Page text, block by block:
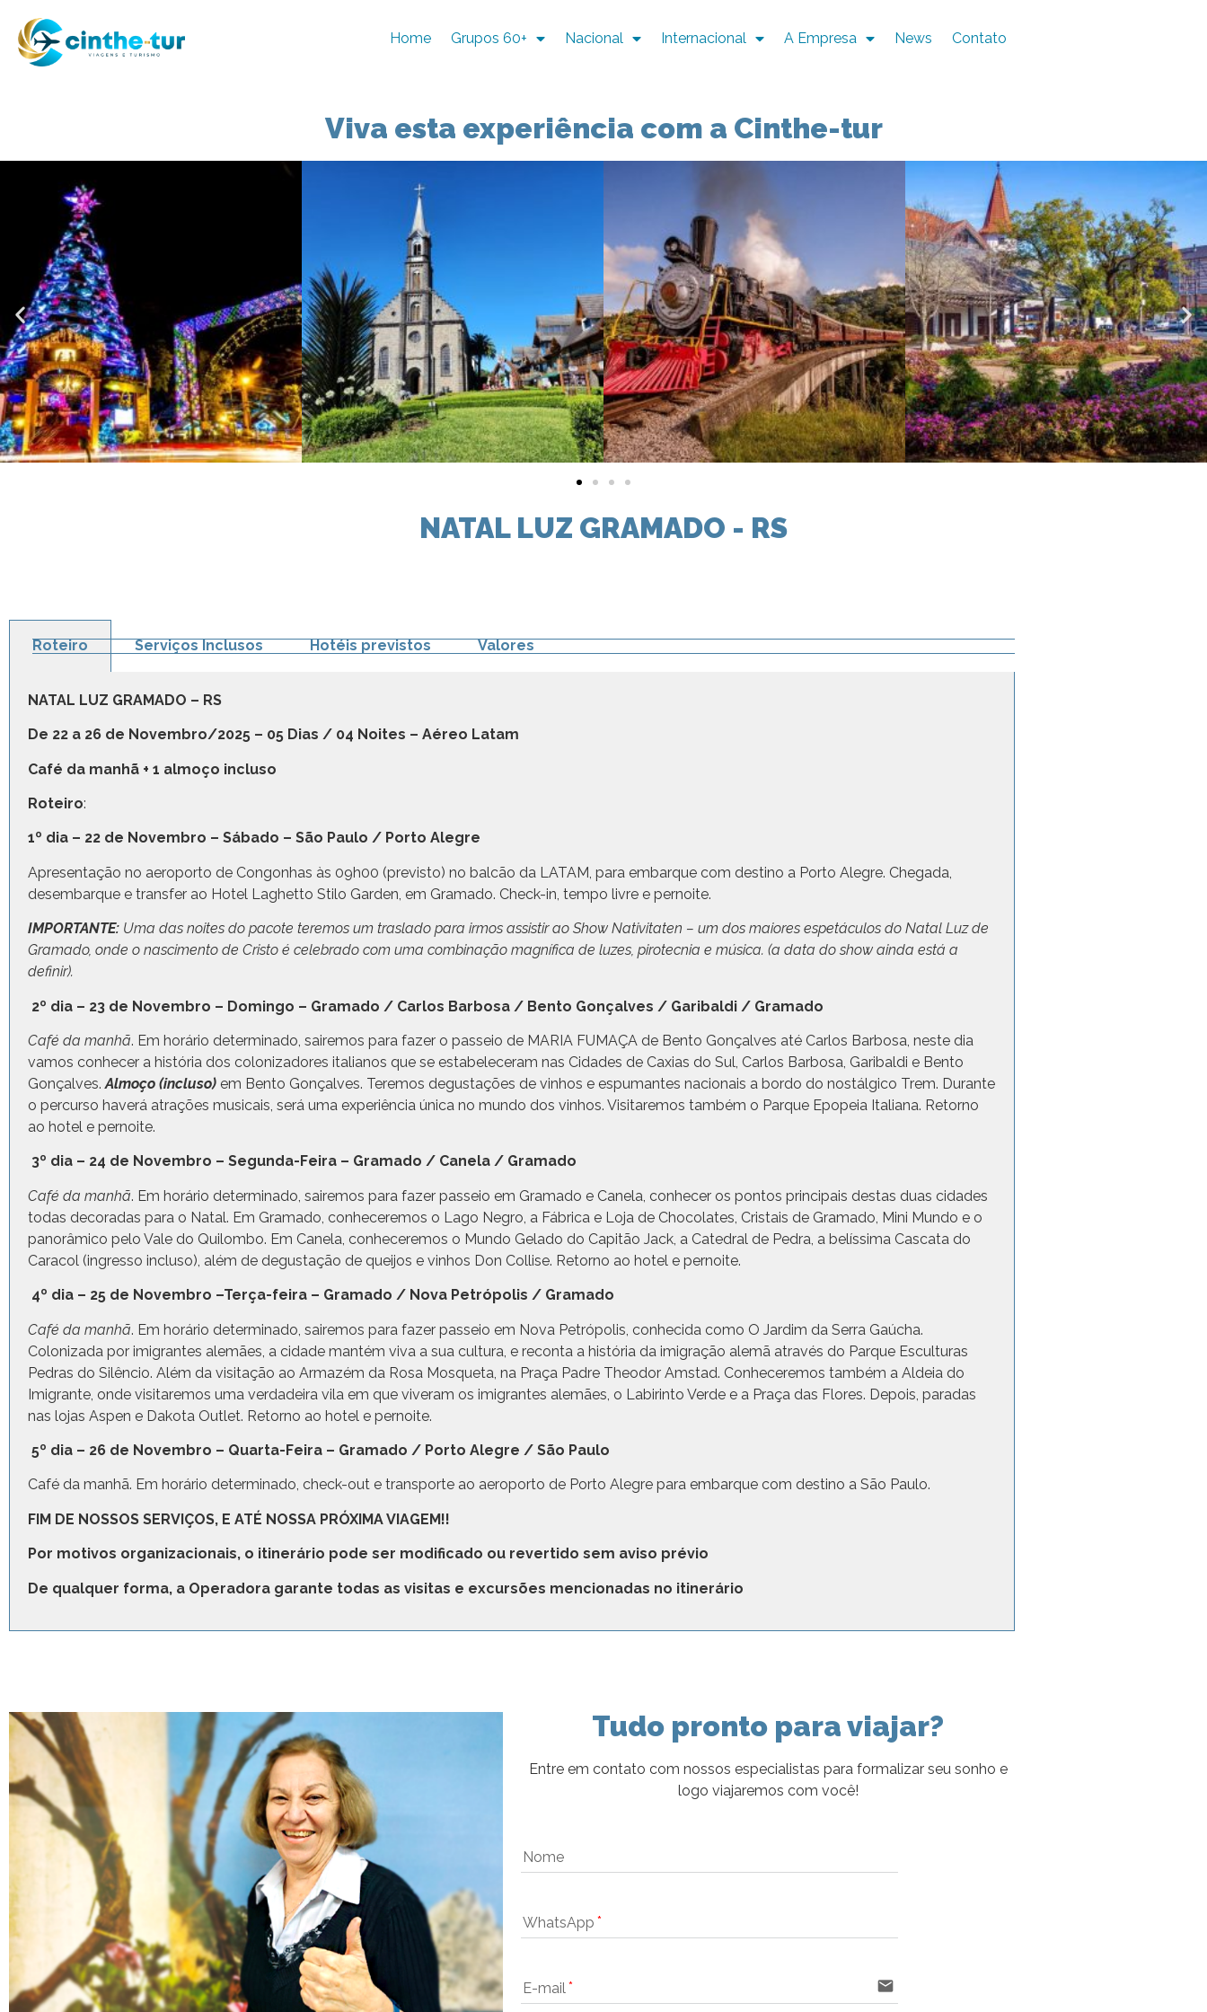
Home Grupos 60+ Nacional Internacional A Empresa News Contato
Viva esta experiência com a Cinthe-tur
NATAL LUZ GRAMADO - RS
Roteiro Serviços Inclusos Hotéis previstos Valores
NATAL LUZ GRAMADO – RS
De 22 a 26 de Novembro/2025 – 05 Dias / 04 Noites – Aéreo Latam
Café da manhã + 1 almoço incluso
Roteiro:
1º dia – 22 de Novembro – Sábado – São Paulo / Porto Alegre
Apresentação no aeroporto de Congonhas às 09h00 (previsto) no balcão da LATAM, para embarque com destino a Porto Alegre. Chegada,
desembarque e transfer ao Hotel Laghetto Stilo Garden, em Gramado. Check-in, tempo livre e pernoite.
IMPORTANTE: Uma das noites do pacote teremos um traslado para irmos assistir ao Show Nativitaten – um dos maiores espetáculos do Natal Luz de
Gramado, onde o nascimento de Cristo é celebrado com uma combinação magnífica de luzes, pirotecnia e música. (a data do show ainda está a
definir).
2º dia – 23 de Novembro – Domingo – Gramado / Carlos Barbosa / Bento Gonçalves / Garibaldi / Gramado
Café da manhã. Em horário determinado, sairemos para fazer o passeio de MARIA FUMAÇA de Bento Gonçalves até Carlos Barbosa, neste dia
vamos conhecer a história dos colonizadores italianos que se estabeleceram nas Cidades de Caxias do Sul, Carlos Barbosa, Garibaldi e Bento
Gonçalves.Almoço (incluso) em Bento Gonçalves. Teremos degustações de vinhos e espumantes nacionais a bordo do nostálgico Trem. Durante
o percurso haverá atrações musicais, será uma experiência única no mundo dos vinhos. Visitaremos também o Parque Epopeia Italiana. Retorno
ao hotel e pernoite.
3º dia – 24 de Novembro – Segunda-Feira – Gramado / Canela / Gramado
Café da manhã. Em horário determinado, sairemos para fazer passeio em Gramado e Canela, conhecer os pontos principais destas duas cidades
todas decoradas para o Natal. Em Gramado, conheceremos o Lago Negro, a Fábrica e Loja de Chocolates, Cristais de Gramado, Mini Mundo e o
panorâmico pelo Vale do Quilombo. Em Canela, conheceremos o Mundo Gelado do Capitão Jack, a Catedral de Pedra, a belíssima Cascata do
Caracol (ingresso incluso), além de degustação de queijos e vinhos Don Collise. Retorno ao hotel e pernoite.
4º dia – 25 de Novembro –Terça-feira – Gramado / Nova Petrópolis / Gramado
Café da manhã. Em horário determinado, sairemos para fazer passeio em Nova Petrópolis, conhecida como O Jardim da Serra Gaúcha.
Colonizada por imigrantes alemães, a cidade mantém viva a sua cultura, e reconta a história da imigração alemã através do Parque Esculturas
Pedras do Silêncio. Além da visitação ao Armazém da Rosa Mosqueta, na Praça Padre Theodor Amstad. Conheceremos também a Aldeia do
Imigrante, onde visitaremos uma verdadeira vila em que viveram os imigrantes alemães, o Labirinto Verde e a Praça das Flores. Depois, paradas
nas lojas Aspen e Dakota Outlet. Retorno ao hotel e pernoite.
5º dia – 26 de Novembro – Quarta-Feira – Gramado / Porto Alegre / São Paulo
Café da manhã. Em horário determinado, check-out e transporte ao aeroporto de Porto Alegre para embarque com destino a São Paulo.
FIM DE NOSSOS SERVIÇOS, E ATÉ NOSSA PRÓXIMA VIAGEM!!
Por motivos organizacionais, o itinerário pode ser modificado ou revertido sem aviso prévio
De qualquer forma, a Operadora garante todas as visitas e excursões mencionadas no itinerário
Tudo pronto para viajar?
Entre em contato com nossos especialistas para formalizar seu sonho e
logo viajaremos com você!
Nome
WhatsApp
E-mail email